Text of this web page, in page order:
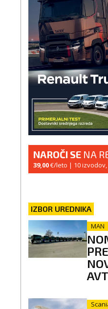
NAROČI SE NA
39,00€/leto | 10
IZBOR UREDNIKA
MAN